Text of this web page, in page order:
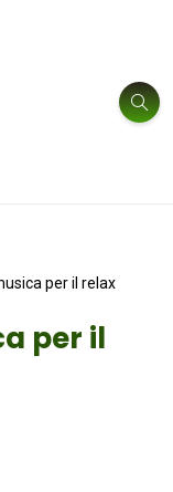
per il relax
per il